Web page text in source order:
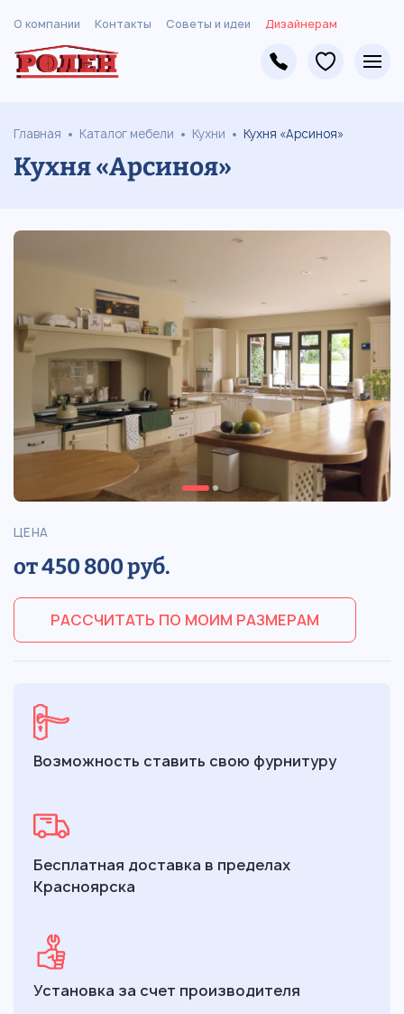
О компании Контакты Советы и идеи Дизайнерам
Главная Каталог мебели Кухни Кухня «Арсиноя»
Кухня «Арсиноя»
ЦЕНА
от 450 800 руб.
РАССЧИТАТЬ ПО МОИМ РАЗМЕРАМ
Возможность ставить свою фурнитуру
Бесплатная доставка в пределах
Красноярска
Установка за счет производителя